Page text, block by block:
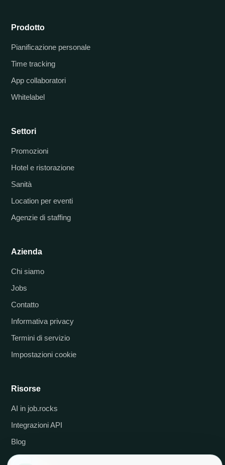
Prodotto
Pianificazione personale
Time tracking
App collaboratori
Whitelabel
Settori
Promozioni
Hotel e ristorazione
Sanità
Location per eventi
Agenzie di staffing
Azienda
Chi siamo
Jobs
Contatto
Informativa privacy
Termini di servizio
Impostazioni cookie
Risorse
AI in job.rocks
Integrazioni API
Blog